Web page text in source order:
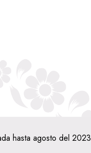
hasta agosto del 2023